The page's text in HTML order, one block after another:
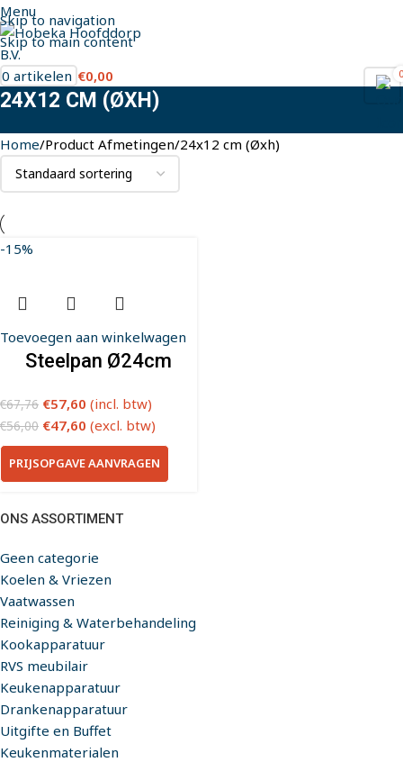
Skip to navigation
Skip to main content
Menu
0
0 artikelen €0,00
24X12 CM (ØXH)
ONS ASSORTIMENT
Geen categorie
Koelen & Vriezen
Vaatwassen
Reiniging & Waterbehandeling
Kookapparatuur
RVS meubilair
Keukenapparatuur
Drankenapparatuur
Uitgifte en Buffet
Keukenmaterialen
Home Product Afmetingen 24x12 cm (Øxh)
-15%
Toevoegen aan winkelwagen
Steelpan Ø24cm
€67,76 €57,60 (incl. btw)
€56,00 €47,60 (excl. btw)
PRIJSOPGAVE AANVRAGEN